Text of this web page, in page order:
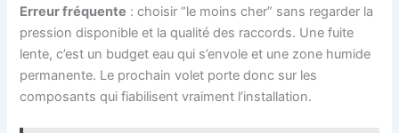
Erreur fréquente : choisir “le moins cher” sans regarder la
pression disponible et la qualité des raccords. Une fuite
lente, c’est un budget eau qui s’envole et une zone humide
permanente. Le prochain volet porte donc sur les
composants qui fiabilisent vraiment l’installation.